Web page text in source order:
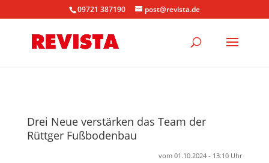
09721 387190 post@revista.de
Drei Neue verstärken das Team der
Rüttger Fußbodenbau
vom 01.10.2024 - 13:10 Uhr